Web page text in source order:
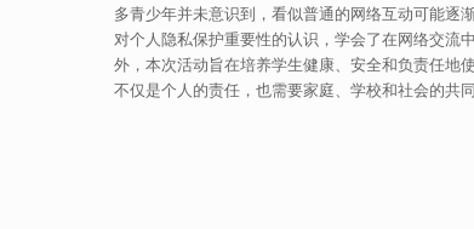
多青少年并未意识到，看似普通的网络互动可能逐
对个人隐私保护重要性的认识，学会了在网络交流
外，本次活动旨在培养学生健康、安全和负责任地
不仅是个人的责任，也需要家庭、学校和社会的共